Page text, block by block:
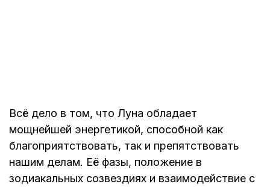
Всё дело в том, что Луна обладает
мощнейшей энергетикой, способной как
благоприятствовать, так и препятствовать
нашим делам. Её фазы, положение в
зодиакальных созвездиях и взаимодействие с